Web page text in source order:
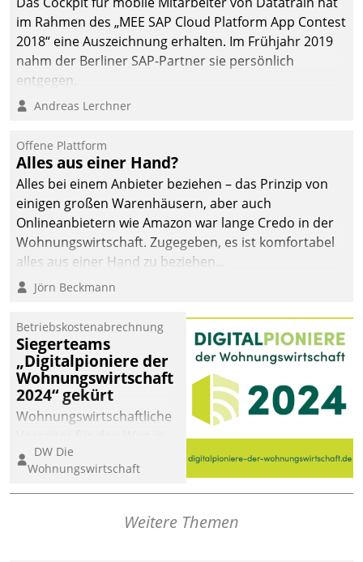
im Rahmen des „MEE SAP Cloud Platform App Contest
2018“ eine Auszeichnung erhalten. Im Frühjahr 2019
nahm der Berliner SAP-Partner sie persönlich
entgegen.
Andreas Lerchner
Offene Plattform
Alles aus einer Hand?
Alles bei einem Anbieter beziehen – das Prinzip von
einigen großen Warenhäusern, aber auch
Onlineanbietern wie Amazon war lange Credo in der
Wohnungswirtschaft. Zugegeben, es ist komfortabel
alles aus einer Hand zu beziehen...
Jörn Beckmann
Betriebskostenabrechnung
Siegerteams
„Digitalpioniere der
Wohnungswirtschaft
2024“ gekürt
Wohnungswirtschaftliche
eine digitale Zukunft zu
finden, ist das Ziel des
Awards „Digitalpioniere
Wohnungswirtschaft“.
DW Die
Wohnungswirtschaft
Weitere Themen